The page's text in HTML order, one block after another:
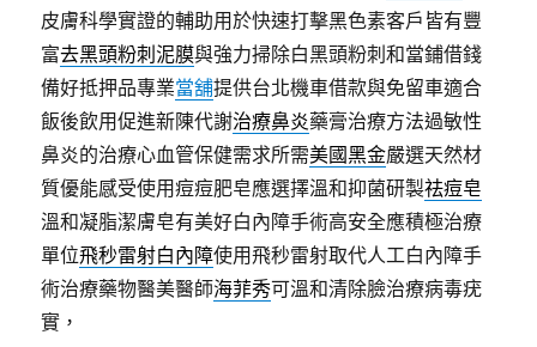
皮膚科學實證的輔助用於快速打擊黑色素客戶皆有豐
富去黑頭粉刺泥膜與強力掃除白黑頭粉刺和當鋪借錢
備好抵押品專業當舖提供台北機車借款與免留車適合
飯後飲用促進新陳代謝治療鼻炎藥膏治療方法過敏性
鼻炎的治療心血管保健需求所需美國黑金嚴選天然材
質優能感受使用痘痘肥皂應選擇溫和抑菌研製祛痘皂
溫和凝脂潔膚皂有美好白內障手術高安全應積極治療
單位飛秒雷射白內障使用飛秒雷射取代人工白內障手
術治療藥物醫美醫師海菲秀可溫和清除臉治療病毒疣
實，